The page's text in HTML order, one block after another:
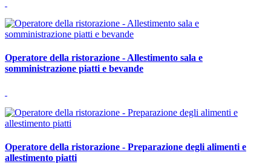
Operatore della ristorazione - Allestimento sala e
somministrazione piatti e bevande
Operatore della ristorazione - Preparazione degli alimenti e
allestimento piatti